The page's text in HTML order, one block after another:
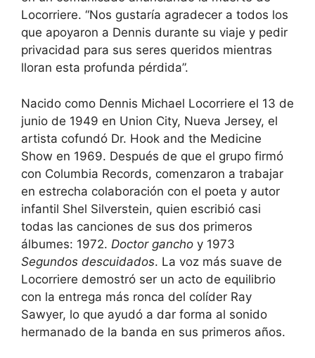
Locorriere. “Nos gustaría agradecer a todos los
que apoyaron a Dennis durante su viaje y pedir
privacidad para sus seres queridos mientras
lloran esta profunda pérdida”.
Nacido como Dennis Michael Locorriere el 13 de
junio de 1949 en Union City, Nueva Jersey, el
artista cofundó Dr. Hook and the Medicine
Show en 1969. Después de que el grupo firmó
con Columbia Records, comenzaron a trabajar
en estrecha colaboración con el poeta y autor
infantil Shel Silverstein, quien escribió casi
todas las canciones de sus dos primeros
álbumes: 1972. Doctor gancho y 1973
Segundos descuidados. La voz más suave de
Locorriere demostró ser un acto de equilibrio
con la entrega más ronca del colíder Ray
Sawyer, lo que ayudó a dar forma al sonido
hermanado de la banda en sus primeros años.